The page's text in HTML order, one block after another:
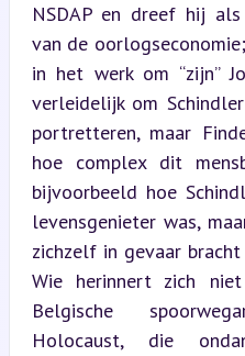
NSDAP en dreef hij
van de
in het werk om “zijn”
verleidelijk om
portretteren, maar
hoe complex dit
bijvoorbeeld hoe
levensgenieter was,
zichzelf in gevaar
Wie herinnert zich
Belgische
Holocaust, die